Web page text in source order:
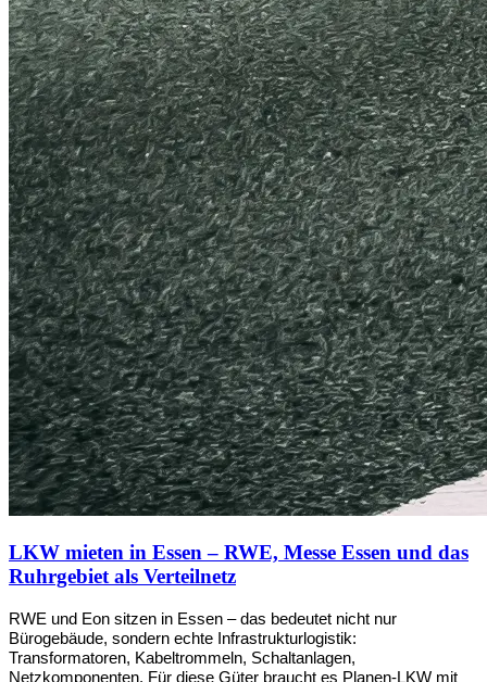
LKW mieten in Essen – RWE, Messe Essen und das
Ruhrgebiet als Verteilnetz
RWE und Eon sitzen in Essen – das bedeutet nicht nur
Bürogebäude, sondern echte Infrastrukturlogistik:
Transformatoren, Kabeltrommeln, Schaltanlagen,
Netzkomponenten. Für diese Güter braucht es Planen-LKW mit